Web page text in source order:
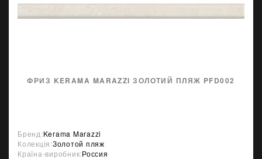
ФРИЗ KERAMA MARAZZI ЗОЛОТИЙ ПЛЯЖ PFD002
Бренд:Kerama Marazzi
Колекція:Золотой пляж
Країна-виробник:Россия